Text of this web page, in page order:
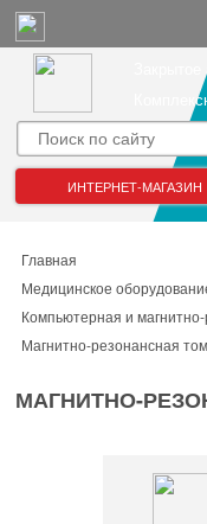
ИНТЕРНЕТ-МАГАЗИН
Главная
Медицинское
Компьютерная и
Магнитно-резонансная
МАГНИТНО-